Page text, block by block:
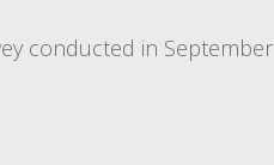
conducted in September